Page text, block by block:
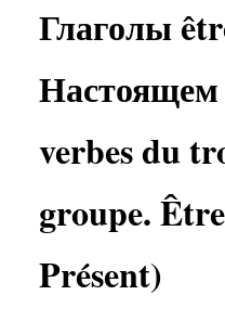
Глаголы
Настоящем
verbes du
groupe.
Présent)